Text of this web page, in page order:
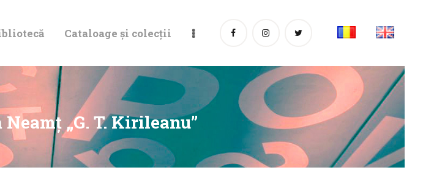
Cataloage și colecții
„G. T. Kirileanu”
ȘI